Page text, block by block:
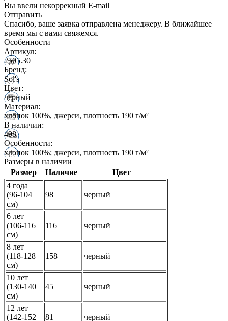
Вы ввели некоррекный E-mail
Отправить
Спасибо, ваше заявка отправлена менеджеру. В ближайшее
время мы с вами свяжемся.
Особенности
Артикул:
2505.30
Бренд:
Sol's
Цвет:
черный
Материал:
хлопок 100%, джерси, плотность 190 г/м²
В наличии:
498
Особенности:
хлопок 100%; джерси, плотность 190 г/м²
Размеры в наличии
Размер
Наличие
Цвет
4 года
(96-104
см)
98 черный
6 лет
(106-116
см)
116 черный
8 лет
(118-128
см)
158 черный
10 лет
(130-140
см)
45 черный
12 лет
(142-152
81 черный